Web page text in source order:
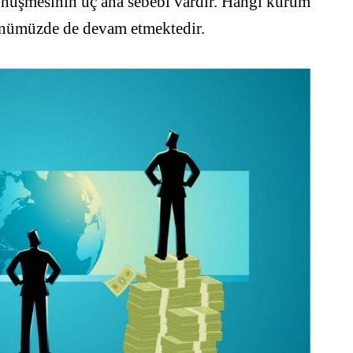
de devam etmektedir.